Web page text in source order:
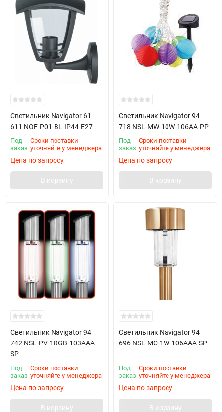
Светильник Navigator 61
611 NOF-P01-BL-IP44-E27
Под
заказ
Сроки поставки
уточняйте у менеджера
Цена по запросу
В корзину
Светильник Navigator 94
718 NSL-MW-10W-106AA-PP
Под
заказ
Сроки поставки
уточняйте у менеджера
Цена по запросу
В корзину
Светильник Navigator 94
742 NSL-PV-1RGB-103AAA-
SP
Под
заказ
Сроки поставки
уточняйте у менеджера
Цена по запросу
В корзину
Светильник Navigator 94
696 NSL-MC-1W-106AAA-SP
Под
заказ
Сроки поставки
уточняйте у менеджера
Цена по запросу
В корзину